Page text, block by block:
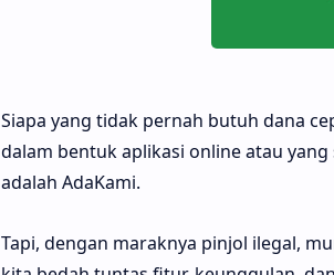
Siapa yang tidak pernah butuh dana
dalam bentuk aplikasi online atau
adalah AdaKami.
Tapi, dengan maraknya pinjol ilegal,